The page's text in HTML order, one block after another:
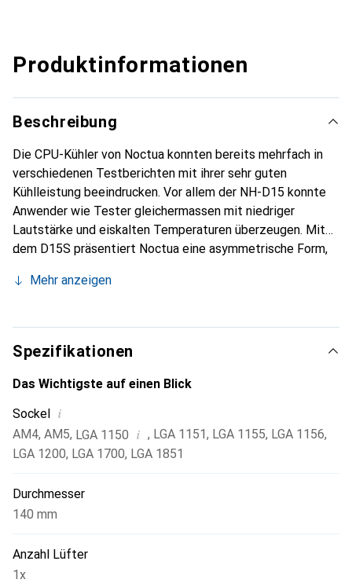
Produktinformationen
Beschreibung
Die CPU-Kühler von Noctua konnten bereits mehrfach in
verschiedenen Testberichten mit ihrer sehr guten
Kühlleistung beeindrucken. Vor allem der NH-D15 konnte
Anwender wie Tester gleichermassen mit niedriger
Lautstärke und eiskalten Temperaturen überzeugen. Mit
dem D15S präsentiert Noctua eine asymmetrische Form,
ausladenden Grafikkarten zu verbessern.
Mehr anzeigen
Spezifikationen
Das Wichtigste auf einen Blick
Sockel i
AM4, AM5, LGA 1150 i , LGA 1151, LGA 1155, LGA 1156,
LGA 1200, LGA 1700, LGA 1851
Durchmesser
140 mm
Anzahl Lüfter
1x